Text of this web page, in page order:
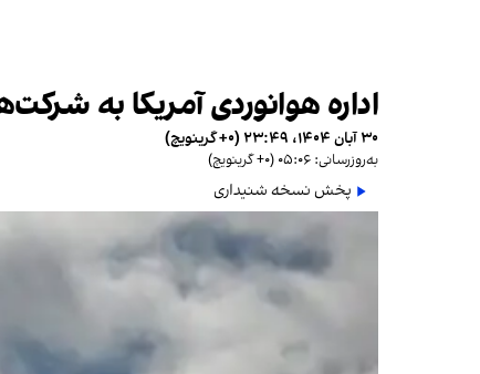
اداره هوانوردی آمریکا به
۳۰ آبان ۱۴۰۴، ۲۳:۴۹ (‎+۰ گرینویچ)
به‌روزرسانی: ۰۵:۰۶ (‎+۰ گرینویچ)
پخش نسخه شنیداری